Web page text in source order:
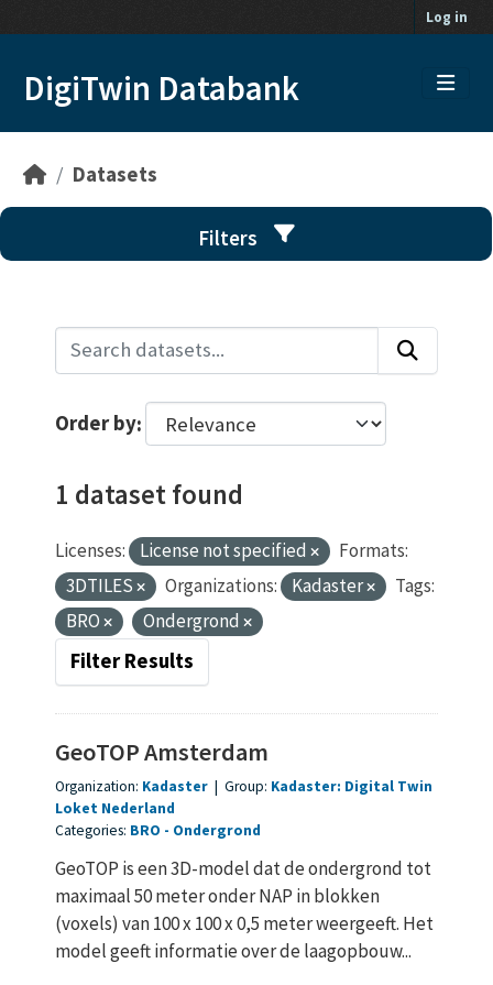
Log in
DigiTwin Databank
Datasets
Filters
Order by
1 dataset found
Licenses: License not specified
Formats:
3DTILES
Organizations: Kadaster
Tags:
BRO
Ondergrond
Filter Results
GeoTOP Amsterdam
Organization: Kadaster | Group: Kadaster: Digital Twin
Loket Nederland
Categories: BRO Ondergrond
GeoTOP is een 3D-model dat de ondergrond tot
maximaal 50 meter onder NAP in blokken
(voxels) van 100 x 100 x 0,5 meter weergeeft. Het
model geeft informatie over de laagopbouw...